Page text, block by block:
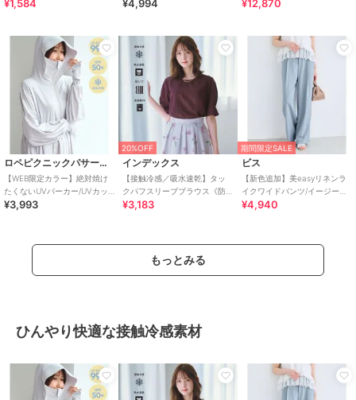
USAコットン フレアスリーブ
¥1,584 ¥4,994
キーVネックブラウス
¥12,870
ロペピクニックパサージュ
【WEB限定カラー】絶対焼け
たくないUVパーカー/UVカッ
ト・接触冷感
¥3,993
20%OFF
インデックス
【接触冷感／吸水速乾】タッ
クパフスリーブブラウス《防
シワ／洗濯機OK／XS～3L／
¥3,183
期間限定SALE
ビス
【新色追加】美easyリネンラ
イクワイドパンツ/イージーケ
ア・接触冷感・セットアップ
¥4,940
もっとみる
ひんやり快適な接触冷感素材